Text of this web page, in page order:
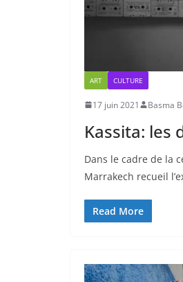
ART CULTURE
17 juin 2021 Basma
Kassita: les
Dans le cadre de la
Marrakech recueil
Read More